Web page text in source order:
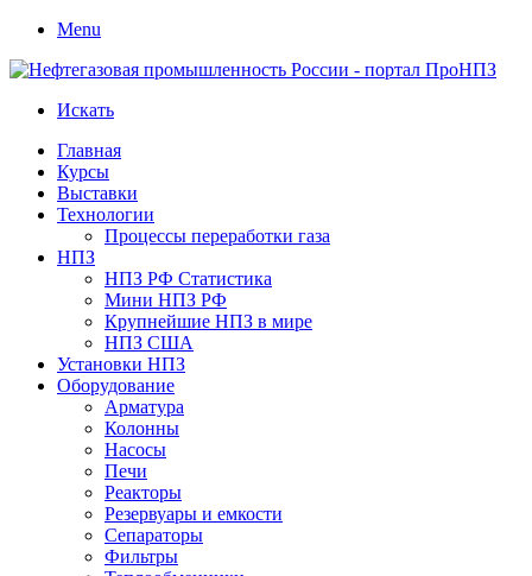
Menu
Искать
Главная
Курсы
Выставки
Технологии
Процессы переработки газа
НПЗ
НПЗ РФ Статистика
Мини НПЗ РФ
Крупнейшие НПЗ в мире
НПЗ США
Установки НПЗ
Оборудование
Арматура
Колонны
Насосы
Печи
Реакторы
Резервуары и емкости
Сепараторы
Фильтры